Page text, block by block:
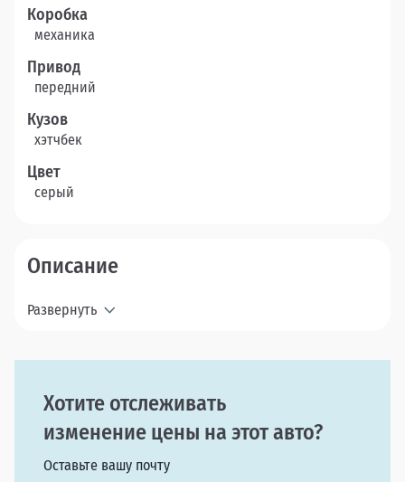
Коробка
механика
Привод
передний
Кузов
хэтчбек
Цвет
серый
Описание
Развернуть
Хотите отслеживать
изменение цены на этот авто?
Оставьте вашу почту